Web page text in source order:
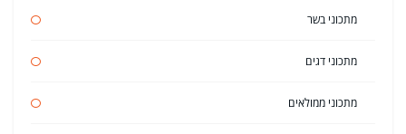
מתכוני בשר
מתכוני דגים
מתכוני ממולאים